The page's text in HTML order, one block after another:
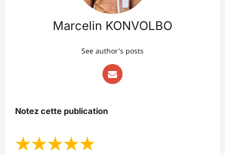
Marcelin KONVOLBO
See author's posts
Notez cette publication
★★★★★